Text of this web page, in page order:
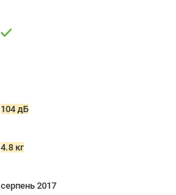
104 дБ
4.8 кг
серпень 2017